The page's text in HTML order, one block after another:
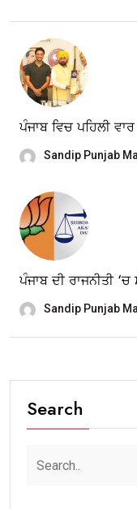
ਪੰਜਾਬ ਵਿਚ ਪਹਿਲੀ
Sandip Punjab
ਪੰਜਾਬ ਦੀ ਰਾਜਨੀਤੀ
Sandip Punjab
Search